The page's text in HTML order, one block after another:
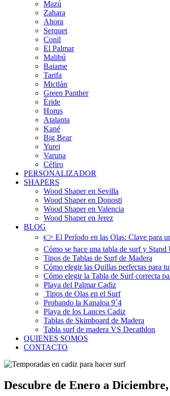
Mazú
Zahara
Ahora
Serquet
Conil
El Palmar
Malibú
Baiame
Tarifa
Mictlán
Green Panther
Éride
Horus
Atalanta
Kané
Big Bear
Yurei
Varuna
Céfiro
PERSONALIZADOR
SHAPERS
Wood Shaper en Sevilla
Wood Shaper en Donosti
Wood Shaper en Valencia
Wood Shaper en Jerez
BLOG
👉 El Período en las Olas: Clave para
Cómo se hace una tabla de surf y Stand
Tipos de Tablas de Surf de Madera
Cómo elegir las Quillas perfectas para
Cómo elegir la Tabla de Surf correcta
Playa del Palmar Cadiz
Tipos de Olas en el Surf
Probando la Kanaloa 9´4
Playa de los Lances Cadiz
Tablas de Skimboard de Madera
Tabla surf de madera VS Decathlon
QUIENES SOMOS
CONTACTO
Descubre de Enero a